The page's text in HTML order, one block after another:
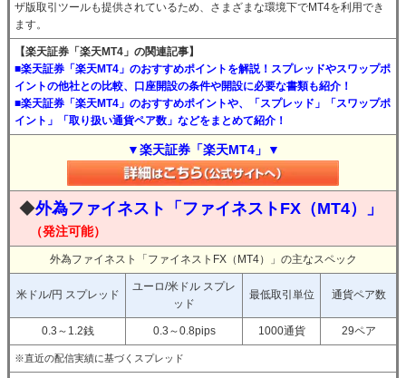
ザ版取引ツールも提供されているため、さまざまな環境下でMT4を利用でき
ます。
【楽天証券「楽天MT4」の関連記事】
■楽天証券「楽天MT4」のおすすめポイントを解説！スプレッドやスワップポ
イントの他社との比較、口座開設の条件や開設に必要な書類も紹介！
■楽天証券「楽天MT4」のおすすめポイントや、「スプレッド」「スワップポ
イント」「取り扱い通貨ペア数」などをまとめて紹介！
▼楽天証券「楽天MT4」▼
◆外為ファイネスト「ファイネストFX（MT4）」
（発注可能）
外為ファイネスト「ファイネストFX（MT4）」の主なスペック
米ドル/円 スプレッド
ユーロ/米ドル スプレ
ッド
最低取引単位 通貨ペア数
0.3～1.2銭 0.3～0.8pips 1000通貨 29ペア
※直近の配信実績に基づくスプレッド